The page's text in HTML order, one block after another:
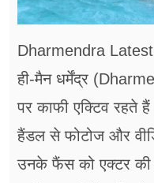
अन्य खबरें
Dharmendra
ही-मैन धर्मेंद्र
पर काफी एक्टिव रहते
हैंडल से फोटोज और
उनके फैंस को एक्टर की